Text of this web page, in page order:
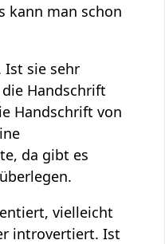
kann man schon
Ist sie sehr
Handschrift
Handschrift von
da gibt es
vielleicht
introvertiert. Ist